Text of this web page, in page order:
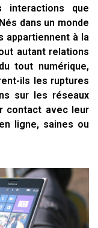
interactions que
dans un monde
appartiennent à la
autant relations
tout numérique,
ils les ruptures
sur les réseaux
contact avec leur
ligne, saines ou